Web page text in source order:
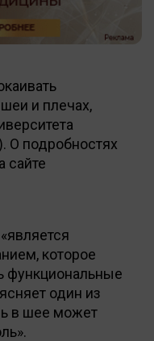
и плечах,
О подробностях
сайте
которое
функциональные
один из
в шее может